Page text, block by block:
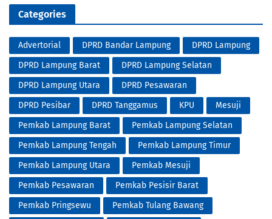
Categories
Advertorial DPRD Bandar Lampung
DPRD Lampung
DPRD Lampung Barat
DPRD Lampung Selatan
DPRD Lampung Utara
DPRD Pesawaran
DPRD Pesibar
DPRD Tanggamus KPU
Mesuji
Pemkab Lampung Barat
Pemkab Lampung Selatan
Pemkab Lampung Tengah
Pemkab Lampung Timur
Pemkab Lampung Utara
Pemkab Mesuji
Pemkab Pesawaran
Pemkab Pesisir Barat
Pemkab Pringsewu
Pemkab Tulang Bawang